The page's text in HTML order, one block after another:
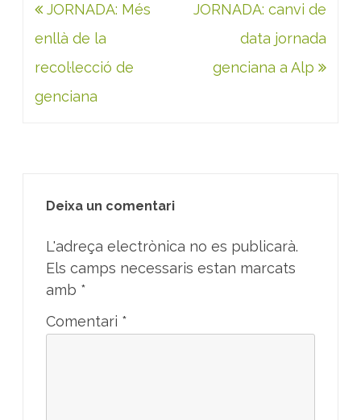
Navegació
d'entrades
JORNADA: Més
enllà de la
recol·lecció de
genciana
JORNADA: canvi de
data jornada
genciana a Alp
Deixa un comentari
L'adreça electrònica no es publicarà.
Els camps necessaris estan marcats
amb *
Comentari *